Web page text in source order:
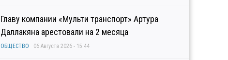
Главу компании «Мульти транспорт» Артура
Даллакяна арестовали на 2 месяца
ОБЩЕСТВО 06 Августа 2026 - 15:44